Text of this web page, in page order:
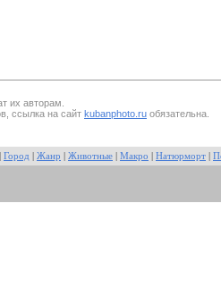
их авторам.
ссылка на сайт kubanphoto.ru обязательна.
Город Жанр Животные Макро Натюрморт